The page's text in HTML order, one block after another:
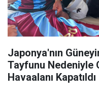
Japonya'nın
Tayfunu Nedeniyle
Havaalanı Kapatıldı